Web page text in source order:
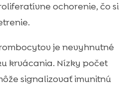
ochorenie, čo si
je nevyhnutné
krvácania. Nízky počet
signalizovať imunitnú